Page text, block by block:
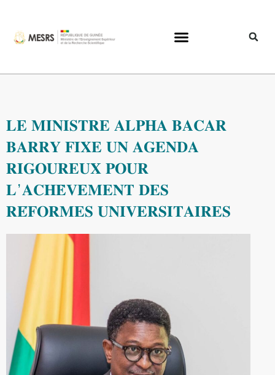
𝐋𝐄 𝐌𝐈𝐍𝐈𝐒𝐓𝐑𝐄 𝐀𝐋𝐏𝐇𝐀 𝐁𝐀𝐂𝐀𝐑
𝐁𝐀𝐑𝐑𝐘 𝐅𝐈𝐗𝐄 𝐔𝐍 𝐀𝐆𝐄𝐍𝐃𝐀
𝐑𝐈𝐆𝐎𝐔𝐑𝐄𝐔𝐗 𝐏𝐎𝐔𝐑
𝐋’𝐀𝐂𝐇𝐄̀𝐕𝐄𝐌𝐄𝐍𝐓 𝐃𝐄𝐒
𝐑𝐄́𝐅𝐎𝐑𝐌𝐄𝐒 𝐔𝐍𝐈𝐕𝐄𝐑𝐒𝐈𝐓𝐀𝐈𝐑𝐄𝐒